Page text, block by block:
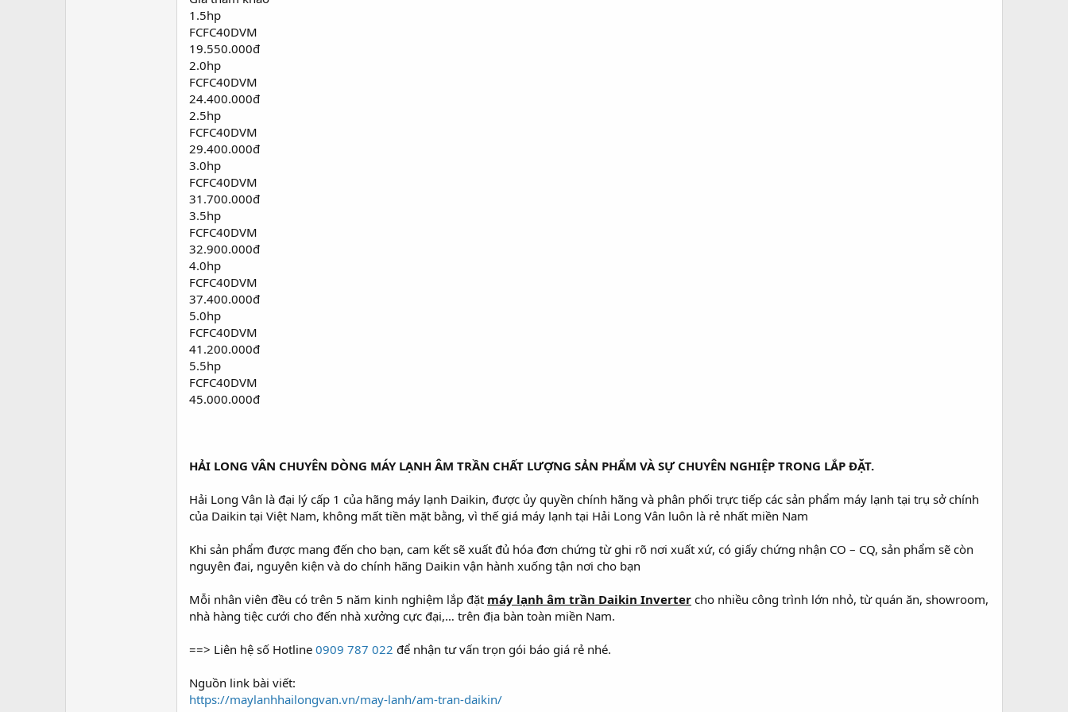
1.5hp
FCFC40DVM
19.550.000đ
2.0hp
FCFC40DVM
24.400.000đ
2.5hp
FCFC40DVM
29.400.000đ
3.0hp
FCFC40DVM
31.700.000đ
3.5hp
FCFC40DVM
32.900.000đ
4.0hp
FCFC40DVM
37.400.000đ
5.0hp
FCFC40DVM
41.200.000đ
5.5hp
FCFC40DVM
45.000.000đ
HẢI LONG VÂN CHUYÊN DÒNG MÁY LẠNH ÂM TRẦN CHẤT LƯỢNG SẢN PHẨM VÀ SỰ CHUYÊN NGHIỆP TRONG LẮP ĐẶT.
Hải Long Vân là đại lý cấp 1 của hãng máy lạnh Daikin, được ủy quyền chính hãng và phân phối trực tiếp các sản phẩm máy lạnh tại trụ sở chính
của Daikin tại Việt Nam, không mất tiền mặt bằng, vì thế giá máy lạnh tại Hải Long Vân luôn là rẻ nhất miền Nam
Khi sản phẩm được mang đến cho bạn, cam kết sẽ xuất đủ hóa đơn chứng từ ghi rõ nơi xuất xứ, có giấy chứng nhận CO – CQ, sản phẩm sẽ còn
nguyên đai, nguyên kiện và do chính hãng Daikin vận hành xuống tận nơi cho bạn
Mỗi nhân viên đều có trên 5 năm kinh nghiệm lắp đặt máy lạnh âm trần Daikin Inverter cho nhiều công trình lớn nhỏ, từ quán ăn, showroom,
nhà hàng tiệc cưới cho đến nhà xưởng cực đại,… trên địa bàn toàn miền Nam.
==> Liên hệ số Hotline 0909 787 022 để nhận tư vấn trọn gói báo giá rẻ nhé.
Nguồn link bài viết:
https://maylanhhailongvan.vn/may-lanh/am-tran-daikin/